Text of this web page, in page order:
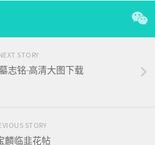
STORY
志铭-高清大图下载
STORY
麟临韭花帖